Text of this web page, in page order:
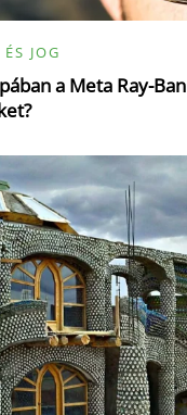
JOG
a Meta Ray-Ban